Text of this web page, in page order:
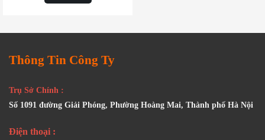
Thông Tin Công Ty
Trụ Sở Chính :
Số 1091 đường Giải Phóng, Phường Hoàng Mai, Thành phố Hà Nội
Điện thoại :